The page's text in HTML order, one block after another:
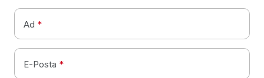
Ad *
E-Posta *